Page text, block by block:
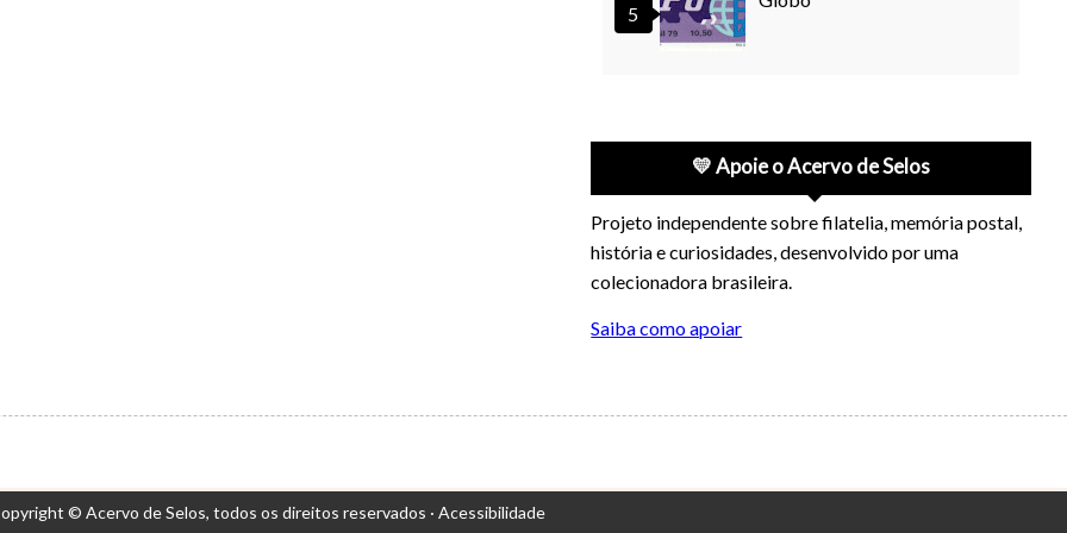
💛 Apoie o Acervo de Selos
Projeto independente sobre filatelia, memória postal,
história e curiosidades, desenvolvido por uma
colecionadora brasileira.
Saiba como apoiar
© Acervo de Selos, todos os direitos reservados · Acessibilidade